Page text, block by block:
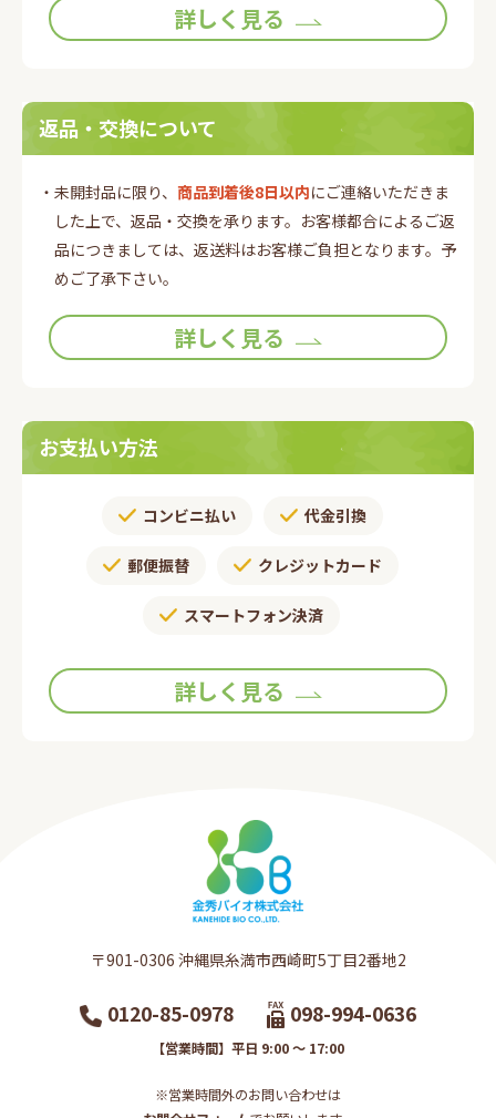
詳しく見る
返品・交換について
・未開封品に限り、 商品到着後8日以内にご連絡いただきま
した上で、返品・交換を承ります。お客様都合によるご返
品につきましては、返送料はお客様ご負担となります。予
めご了承下さい。
詳しく見る
お支払い方法
コンビニ払い 代金引換
郵便振替​ クレジットカード
スマートフォン決済
詳しく見る
〒901-0306​ 沖縄県糸満市西崎町5丁目2番地2​
0120-85-0978 098-994-0636
【営業時間】平日 9:00 ～ 17:00
※営業時間外のお問い合わせは